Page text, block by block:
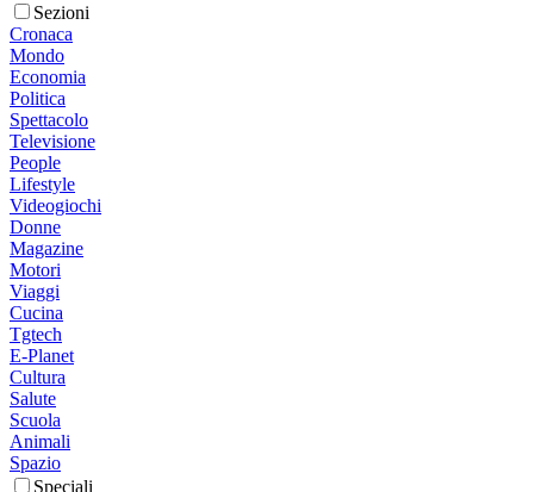
Sezioni
Cronaca
Mondo
Economia
Politica
Spettacolo
Televisione
People
Lifestyle
Videogiochi
Donne
Magazine
Motori
Viaggi
Cucina
Tgtech
E-Planet
Cultura
Salute
Scuola
Animali
Spazio
Speciali